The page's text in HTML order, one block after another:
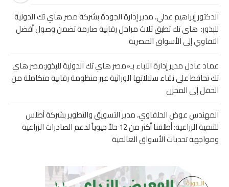
الدكتور إبراهيم عدلي، مدير إدارة الجودة بشركة مصر هاي تك الدولية
للبذور: هاى تك تطبق ثلاث مراحل رقابية صارمة تضمن وصول أفضل
التقاوي إلى الأسواق المصرية
عماد عادل مدير إدارة الآباء بـ«مصر هاي تك الدولية للبذور:مصر هاي
تك تحافظ على نقاء سلالاتها الوراثية عبر منظومة رقابية متكاملة من
الحقل إلى المخزن
المهندس عوض الحلفاوي، مدير التسويق والتطوير بشركة أطلس
للتنمية الزراعية: أطلقنا أكثر من 12 حلاً حيوياً لدعم الصادرات الزراعية
ومواجهة تحديات الأسواق العالمية